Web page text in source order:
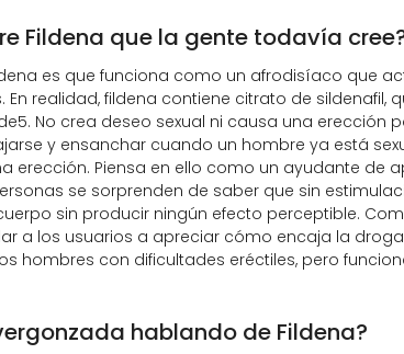
Fildena que la gente todavía
es que funciona como un afrodisíaco que
realidad, fildena contiene citrato de sildenafil,
No crea deseo sexual ni causa una erección
y ensanchar cuando un hombre ya está
erección. Piensa en ello como un ayudante de
se sorprenden de saber que sin
sin producir ningún efecto perceptible.
a los usuarios a apreciar cómo encaja la
hombres con dificultades eréctiles, pero
hablando de Fildena?